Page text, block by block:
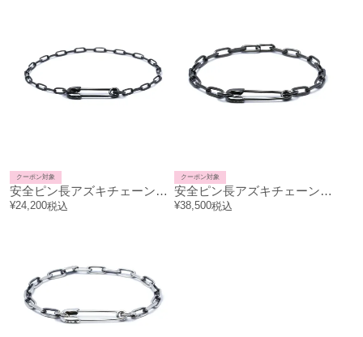
安全ピン長アズキチェーンダイヤモンドブレスレットS-ブラック
クーポン対象
¥24,200税込
安全ピン長アズキチェーンダイヤモンドブレスレットM-ブラック
クーポン対象
¥38,500税込